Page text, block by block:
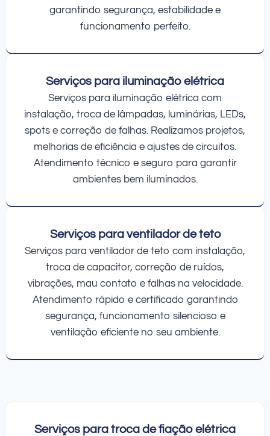
garantindo segurança, estabilidade e
funcionamento perfeito.
Serviços para iluminação elétrica
Serviços para iluminação elétrica com
instalação, troca de lâmpadas, luminárias, LEDs,
spots e correção de falhas. Realizamos projetos,
melhorias de eficiência e ajustes de circuitos.
Atendimento técnico e seguro para garantir
ambientes bem iluminados.
Serviços para ventilador de teto
Serviços para ventilador de teto com instalação,
troca de capacitor, correção de ruídos,
vibrações, mau contato e falhas na velocidade.
Atendimento rápido e certificado garantindo
segurança, funcionamento silencioso e
ventilação eficiente no seu ambiente.
Serviços para troca de fiação elétrica